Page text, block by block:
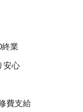
業
安心
費支給